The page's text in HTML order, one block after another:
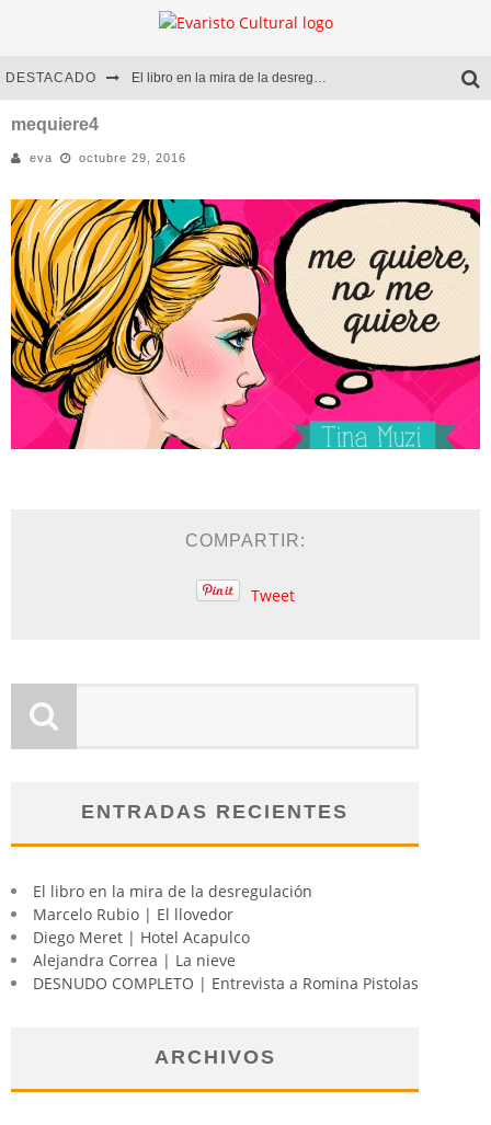
DESTACADO El libro en la mira de la desregulación
Diego Meret | Hotel Acapulco
Alejandra Correa | La nieve
mequiere4
eva octubre 29, 2016
COMPARTIR:
Tweet
ENTRADAS RECIENTES
El libro en la mira de la desregulación
Marcelo Rubio | El llovedor
Diego Meret | Hotel Acapulco
Alejandra Correa | La nieve
DESNUDO COMPLETO | Entrevista a Romina Pistolas
ARCHIVOS